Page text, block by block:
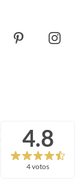
4.8
4 votos